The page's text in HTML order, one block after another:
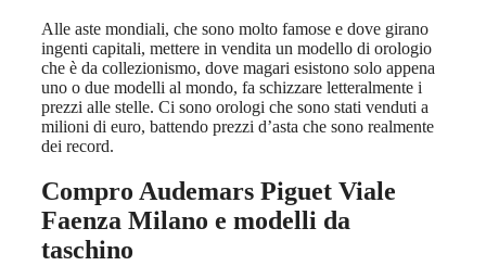
Alle aste mondiali, che sono molto famose e dove girano
ingenti capitali, mettere in vendita un modello di orologio
che è da collezionismo, dove magari esistono solo appena
uno o due modelli al mondo, fa schizzare letteralmente i
prezzi alle stelle. Ci sono orologi che sono stati venduti a
milioni di euro, battendo prezzi d’asta che sono realmente
dei record.
Compro Audemars Piguet Viale
Faenza Milano e modelli da
taschino